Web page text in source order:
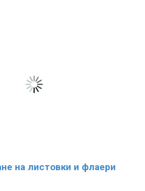
на листовки и флаери